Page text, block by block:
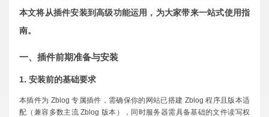
本文将从插件安装到高级功能运用，为大家带来一站式使用指
南。
一、插件前期准备与安装
1. 安装前的基础要求
本插件为 Zblog 专属插件，需确保你的网站已搭建 Zblog 程序且版本适
配（兼容多数主流 Zblog 版本），同时服务器需具备基础的文件读写权